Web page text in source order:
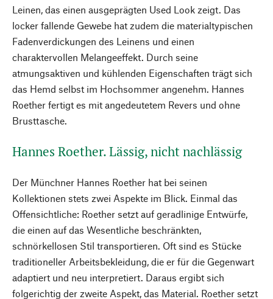
Leinen, das einen ausgeprägten Used Look zeigt. Das
locker fallende Gewebe hat zudem die materialtypischen
Fadenverdickungen des Leinens und einen
charaktervollen Melangeeffekt. Durch seine
atmungsaktiven und kühlenden Eigenschaften trägt sich
das Hemd selbst im Hochsommer angenehm. Hannes
Roether fertigt es mit angedeutetem Revers und ohne
Brusttasche.
Hannes Roether. Lässig, nicht nachlässig
Der Münchner Hannes Roether hat bei seinen
Kollektionen stets zwei Aspekte im Blick. Einmal das
Offensichtliche: Roether setzt auf geradlinige Entwürfe,
die einen auf das Wesentliche beschränkten,
schnörkellosen Stil transportieren. Oft sind es Stücke
traditioneller Arbeitsbekleidung, die er für die Gegenwart
adaptiert und neu interpretiert. Daraus ergibt sich
folgerichtig der zweite Aspekt, das Material. Roether setzt